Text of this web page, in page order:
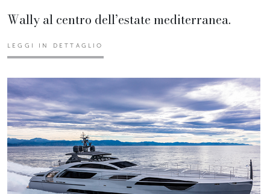
Wally al centro dell’estate mediterranea.
LEGGI IN DETTAGLIO